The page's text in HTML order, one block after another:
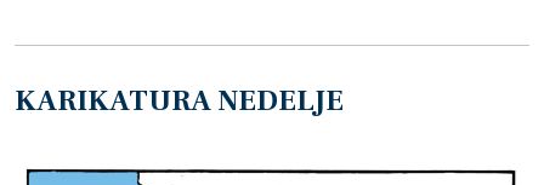
KARIKATURA NEDELJE